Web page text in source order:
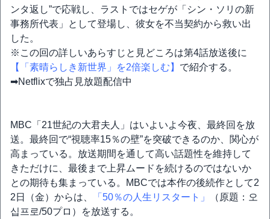
ンタ返し”で応戦し、ラストではセゲが「シン・ソリの新
事務所代表」として登場し、彼女を不当契約から救い出
した。
※この回の詳しいあらすじと見どころは第4話放送後に
【「素晴らしき新世界」を2倍楽しむ】 で紹介する。
➡Netflixで独占見放題配信中
MBC「21世紀の大君夫人」はいよいよ今夜、最終回を放
送。最終回で“視聴率15％の壁”を突破できるのか、関心が
高まっている。放送期間を通して高い話題性を維持して
きただけに、最後まで上昇ムードを続けるのではないか
との期待も集まっている。MBCでは本作の後続作として2
2日（金）からは、
「50％の人生リスタート」
（原題：오
십프로/50プロ）を放送する。